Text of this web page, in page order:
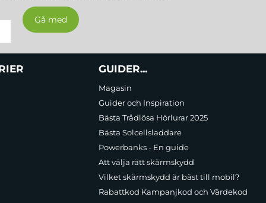
GUIDER...
Magasin
Guider och Inspiration
Bästa Trådlösa Hörlurar 2025
Bästa Solcellsladdare
Powerbanks - En guide
Att välja rätt skärmskydd
Vilket skärmskydd är bäst till mobil?
Rabattkod Kampanjkod och Värdekod